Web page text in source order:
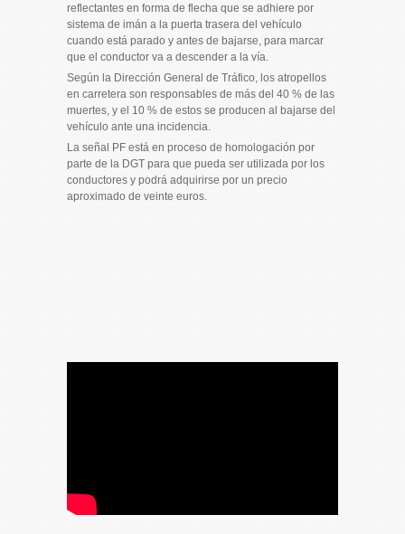
reflectantes en forma de flecha que se adhiere por
sistema de imán a la puerta trasera del vehículo
cuando está parado y antes de bajarse, para marcar
que el conductor va a descender a la vía.
Según la Dirección General de Tráfico, los atropellos
en carretera son responsables de más del 40 % de las
muertes, y el 10 % de estos se producen al bajarse del
vehículo ante una incidencia.
La señal PF está en proceso de homologación por
parte de la DGT para que pueda ser utilizada por los
conductores y podrá adquirirse por un precio
aproximado de veinte euros.